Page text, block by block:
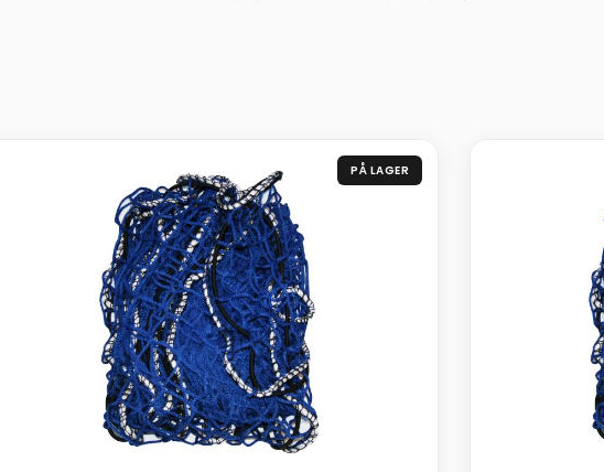
PÅ LAGER